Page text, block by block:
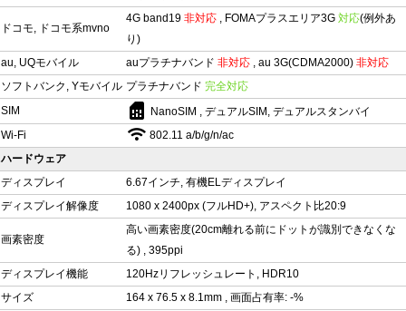
ドコモ, ドコモ系mvno
4G band19 非対応 , FOMAプラスエリア3G 対応(例外あ
り)
au, UQモバイル
auプラチナバンド 非対応 , au 3G(CDMA2000) 非対応
ソフトバンク, Yモバイル プラチナバンド 完全対応
SIM
sim_card NanoSIM , デュアルSIM, デュアルスタンバイ
Wi-Fi
802.11 a/b/g/n/ac
ハードウェア
ディスプレイ
6.67インチ, 有機ELディスプレイ
ディスプレイ解像度
1080 x 2400px (フルHD+), アスペクト比20:9
画素密度
高い画素密度(20cm離れる前にドットが識別できなくな
る) , 395ppi
ディスプレイ機能
120Hzリフレッシュレート, HDR10
サイズ
164 x 76.5 x 8.1mm , 画面占有率: -%